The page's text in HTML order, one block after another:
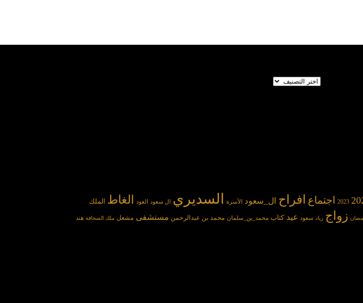
تصنيفات
2023 اجتماع افراح ال_سعود الأسرة السديري ال سعود العود الغاط الملك
زواج زياد سعود عيد كتاب محمد_بن_سلمان محمد بن عبدالرحمن مستشفى مشعل ملك الصحافة هند